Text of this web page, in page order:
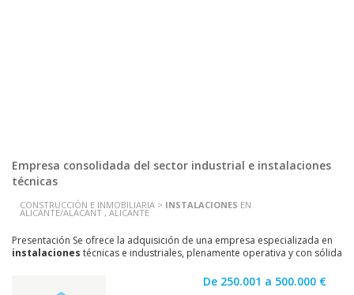
Empresa consolidada del sector industrial e instalaciones
técnicas
CONSTRUCCIÓN E INMOBILIARIA > INSTALACIONES EN
ALICANTE/ALACANT , ALICANTE
Presentación Se ofrece la adquisición de una empresa especializada en
instalaciones técnicas e industriales, plenamente operativa y con sólida
De 250.001 a 500.000 €